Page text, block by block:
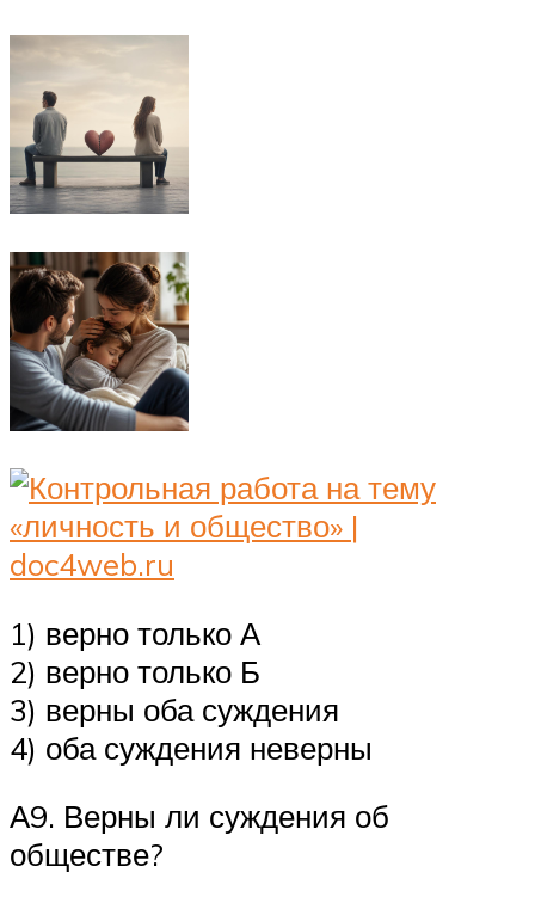
1) верно только А
2) верно только Б
3) верны оба суждения
4) оба суждения неверны
А9. Верны ли суждения об
обществе?